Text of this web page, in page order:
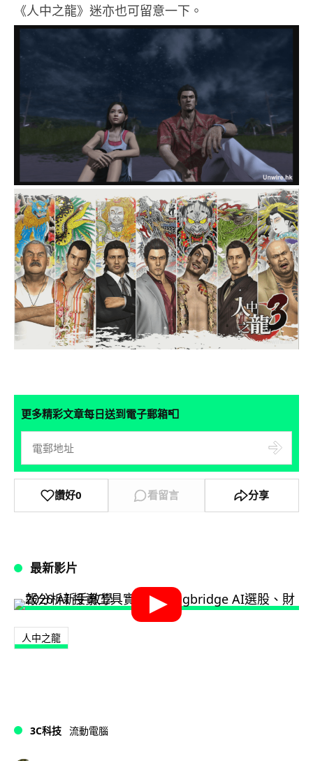
《人中之龍》迷亦也可留意一下。
更多精彩文章每日送到電子郵箱📮
讚好0 看留言 分享
最新影片
人中之龍
3C科技 流動電腦